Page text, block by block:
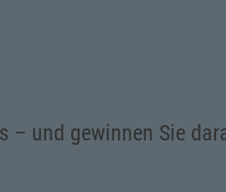
– und gewinnen Sie